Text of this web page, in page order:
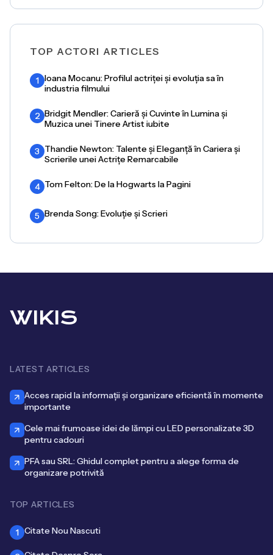
TOP ACTORI ARTICLES
1 Ioana Mocanu: Profilul actriței și evoluția sa în
industria filmului
2 Bridgit Mendler: Carieră și Cuvinte în Lumina și
Muzica unei Tinere Artist iubite
3 Thandie Newton: Talente și Eleganță în Cariera și
Scrierile unei Actrițe Remarcabile
4 Tom Felton: De la Hogwarts la Pagini
5 Brenda Song: Evoluție și Scrieri
WIKIS
LATEST ARTICLES
Acces rapid la informații și organizare eficientă în momente
importante
Cele mai frumoase idei de lămpi cu LED personalizate 3D
pentru cadouri
PFA sau SRL: Ghidul complet pentru a alege forma de
organizare potrivită
TOP ARTICLES
1 Citate Nou Nascuti